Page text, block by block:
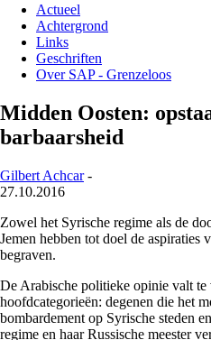
Actueel
Achtergrond
Links
Geschriften
Over SAP - Grenzeloos
Midden Oosten:
barbaarsheid
Gilbert Achcar-
27.10.2016
Zowel het Syrische regime als de
Jemen hebben tot doel de aspiraties
begraven.
De Arabische politieke opinie valt te
hoofdcategorieën: degenen die het
bombardement op Syrische steden
regime en haar Russische meester